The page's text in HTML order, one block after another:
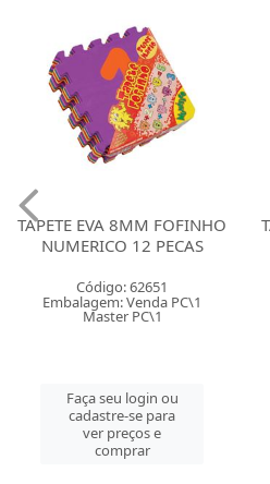
TAPETE EVA 8MM FOFINHO
NUMERICO 12 PECAS
Código: 62651
Embalagem: Venda PC\1
Master PC\1
Faça seu login ou
cadastre-se para
ver preços e
comprar